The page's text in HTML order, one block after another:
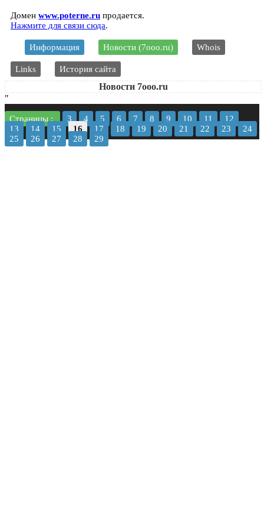
Домен www.poterne.ru продается.
Нажмите для связи сюда.
Информация Новости (7ooo.ru) Whois
Links История сайта
Новости 7ooo.ru
"
Страницы : 3 4 5 6 7 8 9 10 11
12
13
14 15 16 17 18 19 20 21 22 23
24
25
26 27 28 29